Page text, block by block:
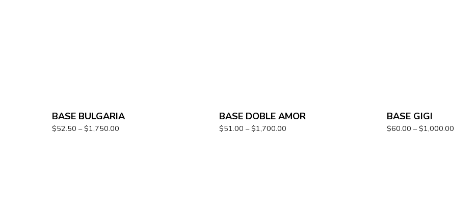
BASE BULGARIA
$52.50 – $1,750.00
BASE DOBLE AMOR
$51.00 – $1,700.00
BASE GIGI
$60.00 – $1,000.00